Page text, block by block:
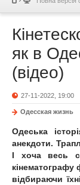
як в
(відео)
27-11-2022, 19:00
Одесская жизнь
Одеська
анекдоти.
І хоча весь
кінематографу
відбираючи